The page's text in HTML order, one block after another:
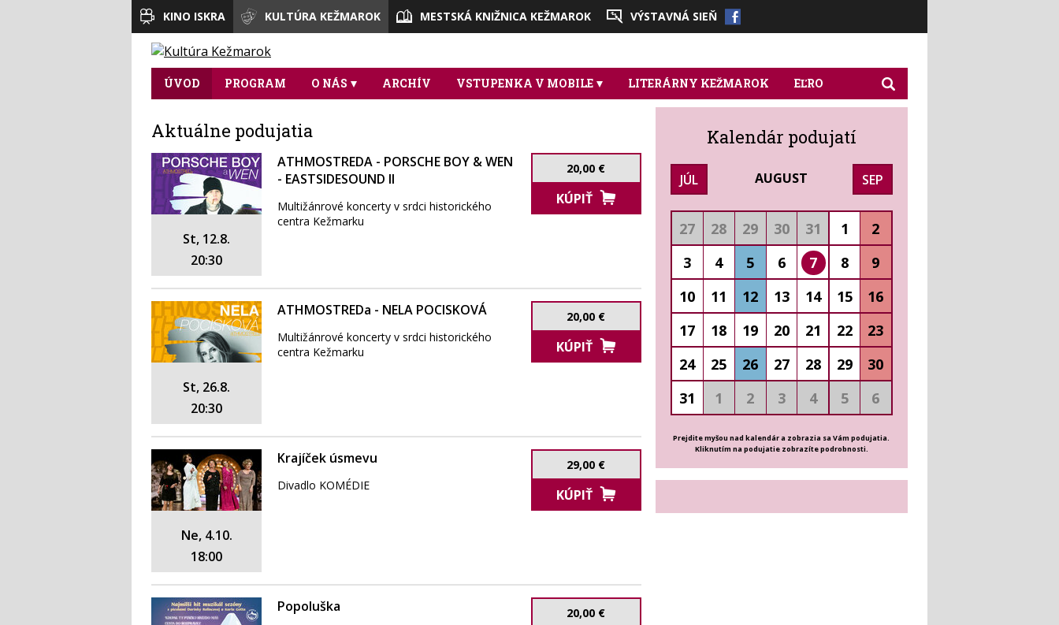
KINO ISKRA KULTÚRA KEŽMAROK MESTSKÁ KNIŽNICA KEŽMAROK VÝSTAVNÁ SIEŇ
ÚVOD PROGRAM O NÁS ARCHÍV VSTUPENKA V MOBILE LITERÁRNY KEŽMAROK EĽRO
Aktuálne podujatia
St, 12.8.
20:30
ATHMOSTREDA - PORSCHE BOY & WEN
- EASTSIDESOUND II
Multižánrové koncerty v srdci historického
centra Kežmarku
20,00 €
KÚPIŤ
St, 26.8.
20:30
ATHMOSTREDa - NELA POCISKOVÁ
Multižánrové koncerty v srdci historického
centra Kežmarku
20,00 €
KÚPIŤ
Ne, 4.10.
18:00
Krajíček úsmevu
Divadlo KOMÉDIE
29,00 €
KÚPIŤ
Popoluška 20,00 €
Kalendár podujatí
AUGUST
JÚL SEP
27 28 29 30 31 1
2
3
4 5 6 7 8
9
10
11 12 13 14 15
16
17
18 19 20 21 22
23
24
25 26 27 28 29
30
31
1 2 3 4 5 6
Prejdite myšou nad kalendár a zobrazia sa Vám podujatia.
Kliknutím na podujatie zobrazíte podrobnosti.